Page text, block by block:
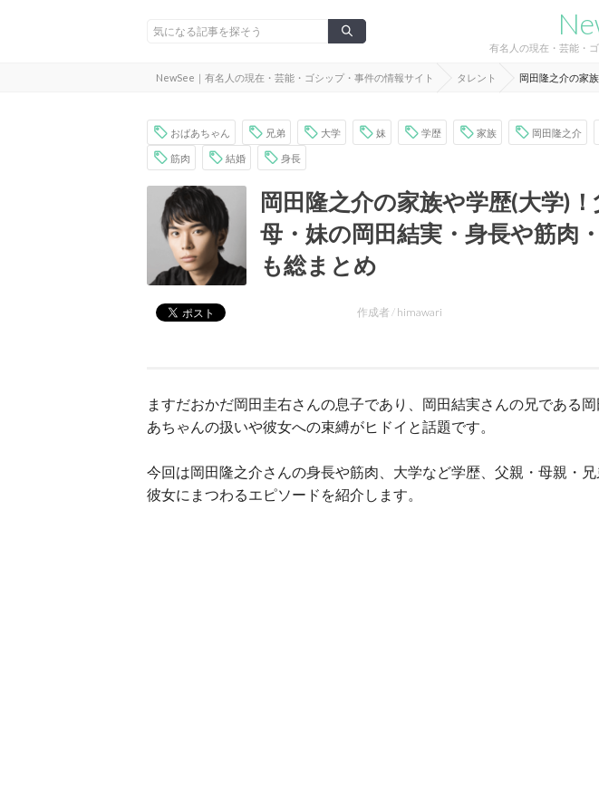
有名人の現在・芸能・
NewSee｜有名人の現在・芸能・ゴシップ・事件の情報サイト タレント 岡田隆之介の家
おばあちゃん 兄弟 大学 妹 学歴 家族 岡田隆之介
筋肉 結婚 身長
岡田隆之介の家族や学歴(大学)
母・妹の岡田結実・身長や筋肉
も総まとめ
作成者 / himawari
ますだおかだ岡田圭右さんの息子であり、岡田結実さんの兄である
あちゃんの扱いや彼女への束縛がヒドイと話題です。
今回は岡田隆之介さんの身長や筋肉、大学など学歴、父親・母親・
彼女にまつわるエピソードを紹介します。